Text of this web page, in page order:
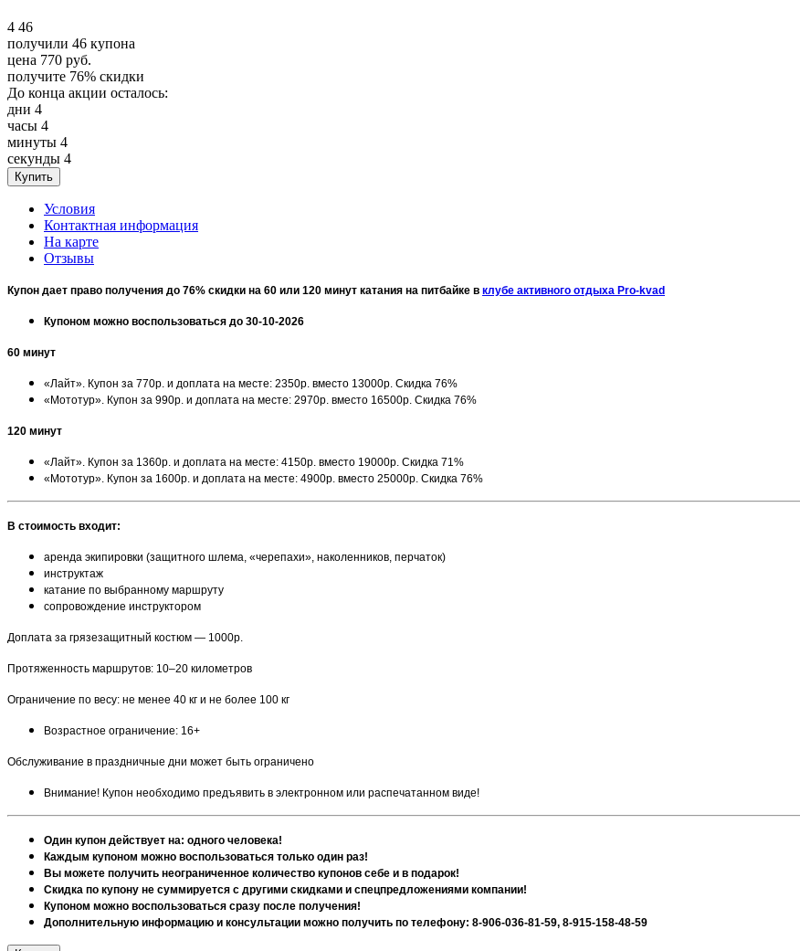
4 46
получили 46 купона
цена 770 руб.
получите 76% скидки
До конца акции осталось:
дни 4
часы 4
минуты 4
секунды 4
Условия
Контактная информация
На карте
Отзывы
Купон дает право получения до 76% скидки на 60 или 120 минут катания на питбайке в клубе активного отдыха Pro-kvad
Купоном можно воспользоваться до 30-10-2026
60 минут
«Лайт». Купон за 770р. и доплата на месте: 2350р. вместо 13000р. Скидка 76%
«Мототур». Купон за 990р. и доплата на месте: 2970р. вместо 16500р. Скидка 76%
120 минут
«Лайт». Купон за 1360р. и доплата на месте: 4150р. вместо 19000р. Скидка 71%
«Мототур». Купон за 1600р. и доплата на месте: 4900р. вместо 25000р. Скидка 76%
В стоимость входит:
аренда экипировки (защитного шлема, «черепахи», наколенников, перчаток)
инструктаж
катание по выбранному маршруту
сопровождение инструктором
Доплата за грязезащитный костюм — 1000р.
Протяженность маршрутов: 10–20 километров
Ограничение по весу: не менее 40 кг и не более 100 кг
Возрастное ограничение: 16+
Обслуживание в праздничные дни может быть ограничено
Внимание! Купон необходимо предъявить в электронном или распечатанном виде!
Один купон действует на: одного человека!
Каждым купоном можно воспользоваться только один раз!
Вы можете получить неограниченное количество купонов себе и в подарок!
Скидка по купону не суммируется с другими скидками и спецпредложениями компании!
Купоном можно воспользоваться сразу после получения!
Дополнительную информацию и консультации можно получить по телефону: 8-906-036-81-59, 8-915-158-48-59